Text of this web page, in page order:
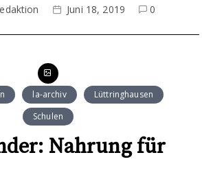
Juni 18, 2019 0
la-archiv
Lüttringhausen
Schulen
Nahrung für